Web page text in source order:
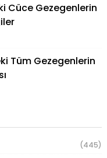
Cüce Gezegenlerin
Tüm Gezegenlerin
(445)